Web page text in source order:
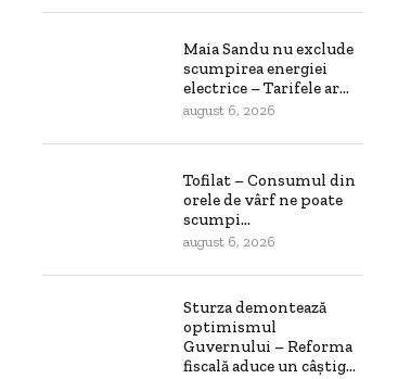
Maia Sandu nu exclude
scumpirea energiei
electrice – Tarifele ar...
august 6, 2026
Tofilat – Consumul din
orele de vârf ne poate
scumpi...
august 6, 2026
Sturza demontează
optimismul
Guvernului – Reforma
fiscală aduce un câștig...